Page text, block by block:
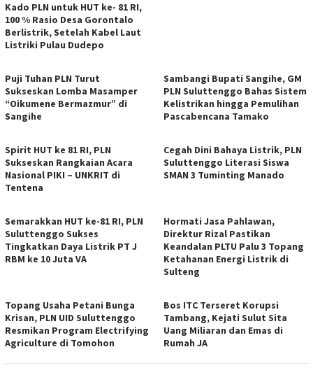
Kado PLN untuk HUT ke- 81 RI,
100 % Rasio Desa Gorontalo
Berlistrik, Setelah Kabel Laut
Listriki Pulau Dudepo
Puji Tuhan PLN Turut
Sukseskan Lomba Masamper
“Oikumene Bermazmur” di
Sangihe
Sambangi Bupati Sangihe, GM
PLN Suluttenggo Bahas Sistem
Kelistrikan hingga Pemulihan
Pascabencana Tamako
Spirit HUT ke 81 RI, PLN
Sukseskan Rangkaian Acara
Nasional PIKI – UNKRIT di
Tentena
Cegah Dini Bahaya Listrik, PLN
Suluttenggo Literasi Siswa
SMAN 3 Tuminting Manado
Semarakkan HUT ke-81 RI, PLN
Suluttenggo Sukses
Tingkatkan Daya Listrik PT J
RBM ke 10 Juta VA
Hormati Jasa Pahlawan,
Direktur Rizal Pastikan
Keandalan PLTU Palu 3 Topang
Ketahanan Energi Listrik di
Sulteng
Topang Usaha Petani Bunga
Krisan, PLN UID Suluttenggo
Resmikan Program Electrifying
Agriculture di Tomohon
Bos ITC Terseret Korupsi
Tambang, Kejati Sulut Sita
Uang Miliaran dan Emas di
Rumah JA